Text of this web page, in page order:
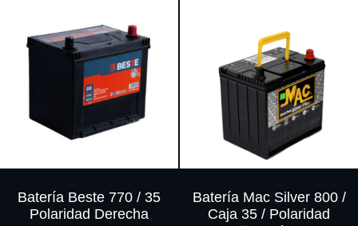
Batería Beste 770 / 35
Polaridad Derecha
Batería Mac Silver 800 /
Caja 35 / Polaridad